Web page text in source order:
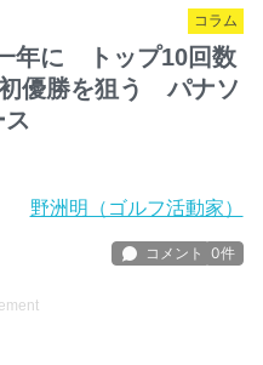
コラム
年に トップ10回数
優勝を狙う パナソ
野洲明（ゴルフ活動家）